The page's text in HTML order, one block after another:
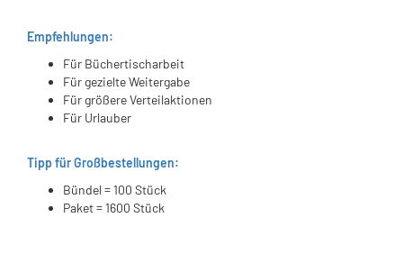
Empfehlungen:
Für Büchertischarbeit
Für gezielte Weitergabe
Für größere Verteilaktionen
Für Urlauber
Tipp für Großbestellungen:
Bündel = 100 Stück
Paket = 1600 Stück